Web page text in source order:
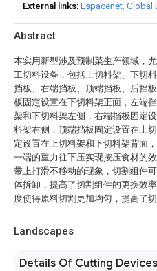
Abstract
本实用新型涉及预制菜生产领域，
工切料设备，包括上切料架、下切
挡板、右端挡板、顶端挡板、后挡
板固定设置在下切料架正面，左端
架和下切料架左侧，右端挡板固定
料架右侧，顶端挡板固定设置在上
定设置在上切料架和下切料架背面
一端的重力往下压实现按压食材的
带上打滑不移动的现象，切割组件
体拆卸，提高了切割组件的更换效
度使得原料切割更加均匀，提高了切
Landscapes
Details Of Cutting Devices
External links Espacenet Global